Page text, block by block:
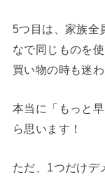
5つ目は、家族全
なで同じものを
買い物の時も迷
本当に「もっと
ら思います！
ただ、1つだけデ